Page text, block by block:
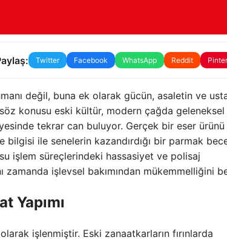
Twitter Facebook WhatsApp Reddit
değil, buna ek olarak gücün, asaletin ve
konusu eski kültür, modern çağda geleneksel
tekrar can buluyor. Gerçek bir eser ürünü
bilgisi ile senelerin kazandırdığı bir parmak
işlem süreçlerindeki hassasiyet ve polisaj
işlevsel bakımından mükemmelliğini
Yapımı
işlenmiştir. Eski zanaatkarların fırınlarda